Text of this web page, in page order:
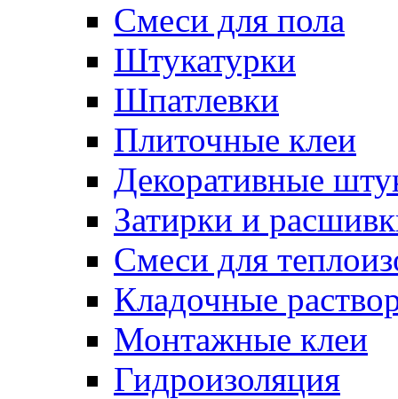
Смеси для пола
Штукатурки
Шпатлевки
Плиточные клеи
Декоративные
Затирки и
Смеси для
Кладочные
Монтажные клеи
Гидроизоляция